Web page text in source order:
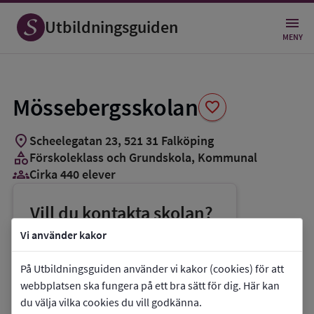
Vi använder kakor
På Utbildningsguiden använder vi kakor (cookies) för att
webbplatsen ska fungera på ett bra sätt för dig. Här kan
du välja vilka cookies du vill godkänna.
Utbildningsguiden MENY
Mössebergsskolan favorite
Spara
som
favorit
location_on Scheelegatan 23, 521 31 Falköping
categoryFörskoleklass och Grundskola, Kommunal
groups_3Cirka 440 elever
Vill du kontakta skolan?
phoneTelefon:0515-885500
E-post: mosseberg@falkoping.se
link Webbplats:Mössebergsskolan